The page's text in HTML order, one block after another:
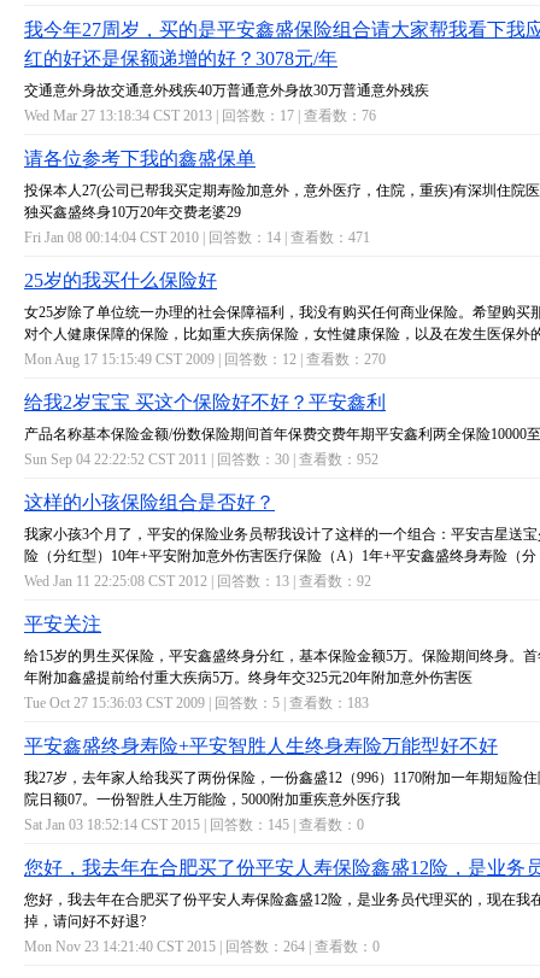
我今年27周岁，买的是平安鑫盛保险组合请大家帮我看下我
红的好还是保额递增的好？3078元/年
交通意外身故交通意外残疾40万普通意外身故30万普通意外残疾
Wed Mar 27 13:18:34 CST 2013 | 回答数： 17 | 查看数： 76
请各位参考下我的鑫盛保单
投保本人27(公司已帮我买定期寿险加意外，意外医疗，住院，重疾)有深圳住院
独买鑫盛终身10万20年交费老婆29
Fri Jan 08 00:14:04 CST 2010 | 回答数： 14 | 查看数： 471
25岁的我买什么保险好
女25岁除了单位统一办理的社会保障福利，我没有购买任何商业保险。希望购买
对个人健康保障的保险，比如重大疾病保险，女性健康保险，以及在发生医保外
Mon Aug 17 15:15:49 CST 2009 | 回答数： 12 | 查看数： 270
给我2岁宝宝 买这个保险好不好？平安鑫利
产品名称基本保险金额/份数保险期间首年保费交费年期平安鑫利两全保险10000
Sun Sep 04 22:22:52 CST 2011 | 回答数： 30 | 查看数： 952
这样的小孩保险组合是否好？
我家小孩3个月了，平安的保险业务员帮我设计了这样的一个组合：平安吉星送
险（分红型）10年+平安附加意外伤害医疗保险（A）1年+平安鑫盛终身寿险（分
Wed Jan 11 22:25:08 CST 2012 | 回答数： 13 | 查看数： 92
平安关注
给15岁的男生买保险，平安鑫盛终身分红，基本保险金额5万。保险期间终身。首
年附加鑫盛提前给付重大疾病5万。终身年交325元20年附加意外伤害医
Tue Oct 27 15:36:03 CST 2009 | 回答数： 5 | 查看数： 183
平安鑫盛终身寿险+平安智胜人生终身寿险万能型好不好
我27岁，去年家人给我买了两份保险，一份鑫盛12（996）1170附加一年期短险
院日额07。一份智胜人生万能险，5000附加重疾意外医疗我
Sat Jan 03 18:52:14 CST 2015 | 回答数： 145 | 查看数： 0
您好，我去年在合肥买了份平安人寿保险鑫盛12险，是业务
您好，我去年在合肥买了份平安人寿保险鑫盛12险，是业务员代理买的，现在我
掉，请问好不好退?
Mon Nov 23 14:21:40 CST 2015 | 回答数： 264 | 查看数： 0